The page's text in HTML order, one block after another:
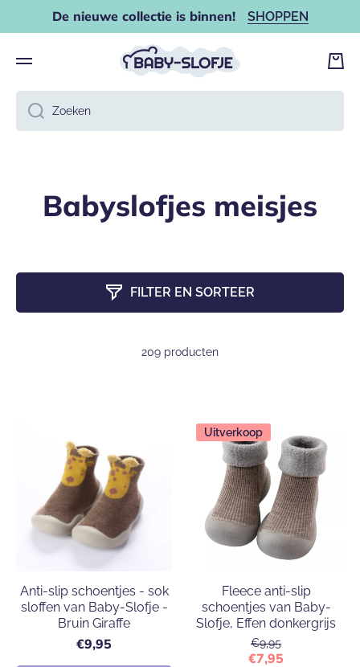
DOORGAAN NAAR ARTIKEL
De nieuwe collectie is binnen! SHOPPEN
Zoeken
Babyslofjes meisjes
FILTER EN SORTEER
209 producten
Anti-slip schoentjes - sok
sloffen van Baby-Slofje -
Bruin Giraffe
€9,95
Uitverkoop
Fleece anti-slip
schoentjes van Baby-
Slofje, Effen donkergrijs
€9,95
€7,95